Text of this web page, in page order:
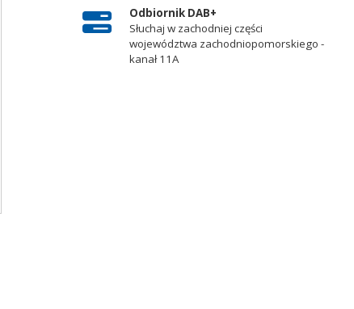
Odbiornik DAB+
Słuchaj w zachodniej części
województwa zachodniopomorskiego -
kanał 11A